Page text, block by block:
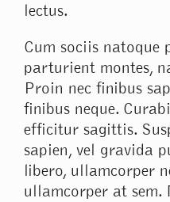
lectus.
Cum sociis natoque
parturient montes,
Proin nec finibus
finibus neque.
efficitur sagittis.
sapien, vel gravida
libero, ullamcorper
ullamcorper at sem.